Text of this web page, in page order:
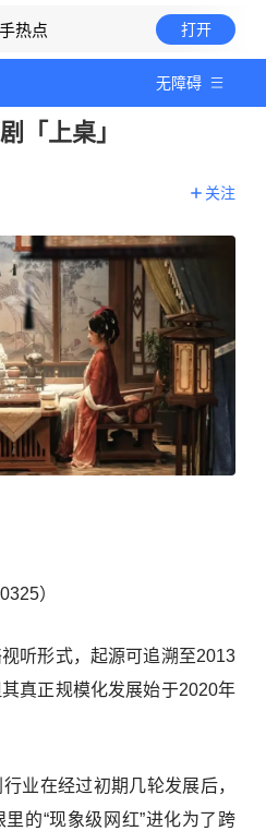
热点 打开
无障碍
「上桌」
关注
）
听形式，起源可追溯至2013
真正规模化发展始于2020年
业在经过初期几轮发展后，
的“现象级网红”进化为了跨